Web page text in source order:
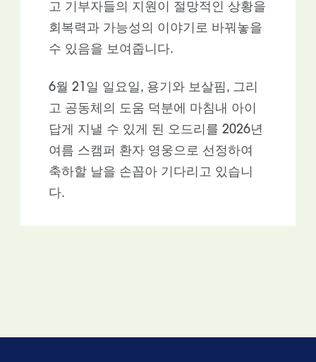
고 기부자들의 지원이 절망적인 상황을
회복력과 가능성의 이야기로 바꿔놓을
수 있음을 보여줍니다.
6월 21일 일요일, 용기와 보살핌, 그리
고 공동체의 도움 덕분에 마침내 아이
답게 지낼 수 있게 된 오드리를 2026년
여름 스캠퍼 환자 영웅으로 선정하여
축하할 날을 손꼽아 기다리고 있습니
다.